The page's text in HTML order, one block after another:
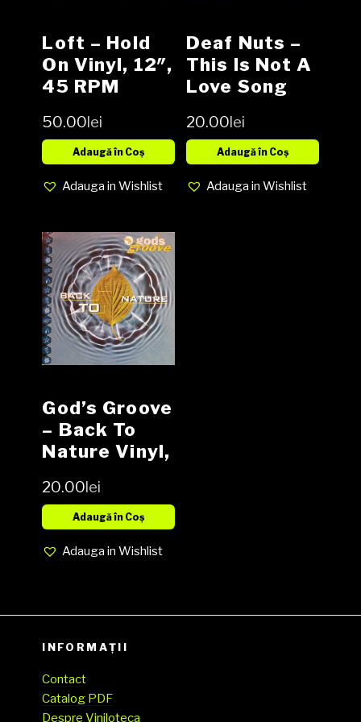
Loft – Hold
On Vinyl, 12″,
45 RPM
cover VG+
50.00lei
Adaugă în Coș
Adauga in Wishlist
Deaf Nuts –
This Is Not A
Love Song
RPM, Maxi-
Single media
VG+
20.00lei
Adaugă în Coș
Adauga in Wishlist
God’s Groove
– Back To
Nature Vinyl,
RPM, 45
RPM media
VG+
20.00lei
Adaugă în Coș
Adauga in Wishlist
INFORMAȚII
Contact
Catalog PDF
Despre Viniloteca